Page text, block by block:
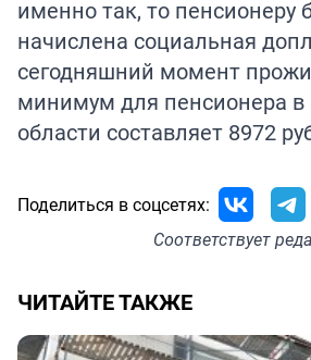
именно так, то пенсионеру
начислена социальная
сегодняшний момент
минимум для пенсионера
области составляет 8972
Поделиться в соцсетях:
Соответствует
ЧИТАЙТЕ ТАКЖЕ